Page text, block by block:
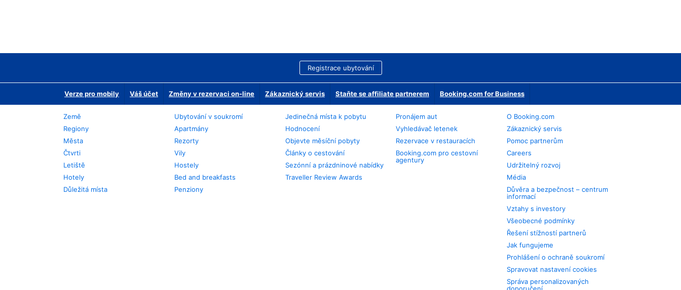
Registrace ubytování
Verze pro mobily Váš účet Změny v rezervaci on-line Zákaznický servis Staňte se affiliate partnerem Booking.com for Business
Země
Regiony
Města
Čtvrti
Letiště
Hotely
Důležitá místa
Ubytování v soukromí
Apartmány
Rezorty
Vily
Hostely
Bed and breakfasts
Penziony
Jedinečná místa k pobytu
Hodnocení
Objevte měsíční pobyty
Články o cestování
Sezónní a prázdninové nabídky
Traveller Review Awards
Pronájem aut
Vyhledávač letenek
Rezervace v restauracích
Booking.com pro cestovní
agentury
O Booking.com
Zákaznický servis
Pomoc partnerům
Careers
Udržitelný rozvoj
Média
Důvěra a bezpečnost – centrum
informací
Vztahy s investory
Všeobecné podmínky
Řešení stížností partnerů
Jak fungujeme
Prohlášení o ochraně soukromí
Spravovat nastavení cookies
Správa personalizovaných